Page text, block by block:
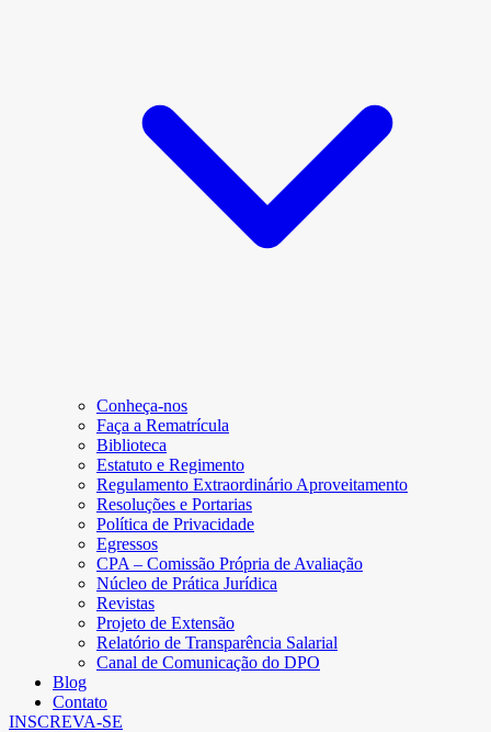
Conheça-nos
Faça a Rematrícula
Biblioteca
Estatuto e Regimento
Regulamento Extraordinário Aproveitamento
Resoluções e Portarias
Política de Privacidade
Egressos
CPA – Comissão Própria de Avaliação
Núcleo de Prática Jurídica
Revistas
Projeto de Extensão
Relatório de Transparência Salarial
Canal de Comunicação do DPO
Blog
Contato
INSCREVA-SE